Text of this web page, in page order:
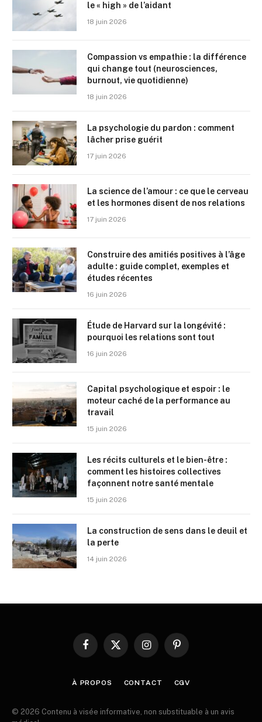
le « high » de l’aidant
18 juin 2026
Compassion vs empathie : la différence
qui change tout (neurosciences,
burnout, vie quotidienne)
18 juin 2026
La psychologie du pardon : comment
lâcher prise guérit
17 juin 2026
La science de l’amour : ce que le cerveau
et les hormones disent de nos relations
17 juin 2026
Construire des amitiés positives à l’âge
adulte : guide complet, exemples et
études récentes
16 juin 2026
Étude de Harvard sur la longévité :
pourquoi les relations sont tout
16 juin 2026
Capital psychologique et espoir : le
moteur caché de la performance au
travail
15 juin 2026
Les récits culturels et le bien-être :
comment les histoires collectives
façonnent notre santé mentale
15 juin 2026
La construction de sens dans le deuil et
la perte
14 juin 2026
Facebook
X
InstagramPinterest
À PROPOS CONTACT CGV
© 2026 Contenu à visée informative, non substituable à un avis